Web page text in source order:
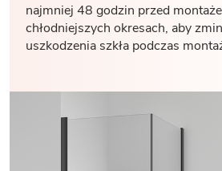
najmniej 48 godzin przed
chłodniejszych okresach, aby
uszkodzenia szkła podczas